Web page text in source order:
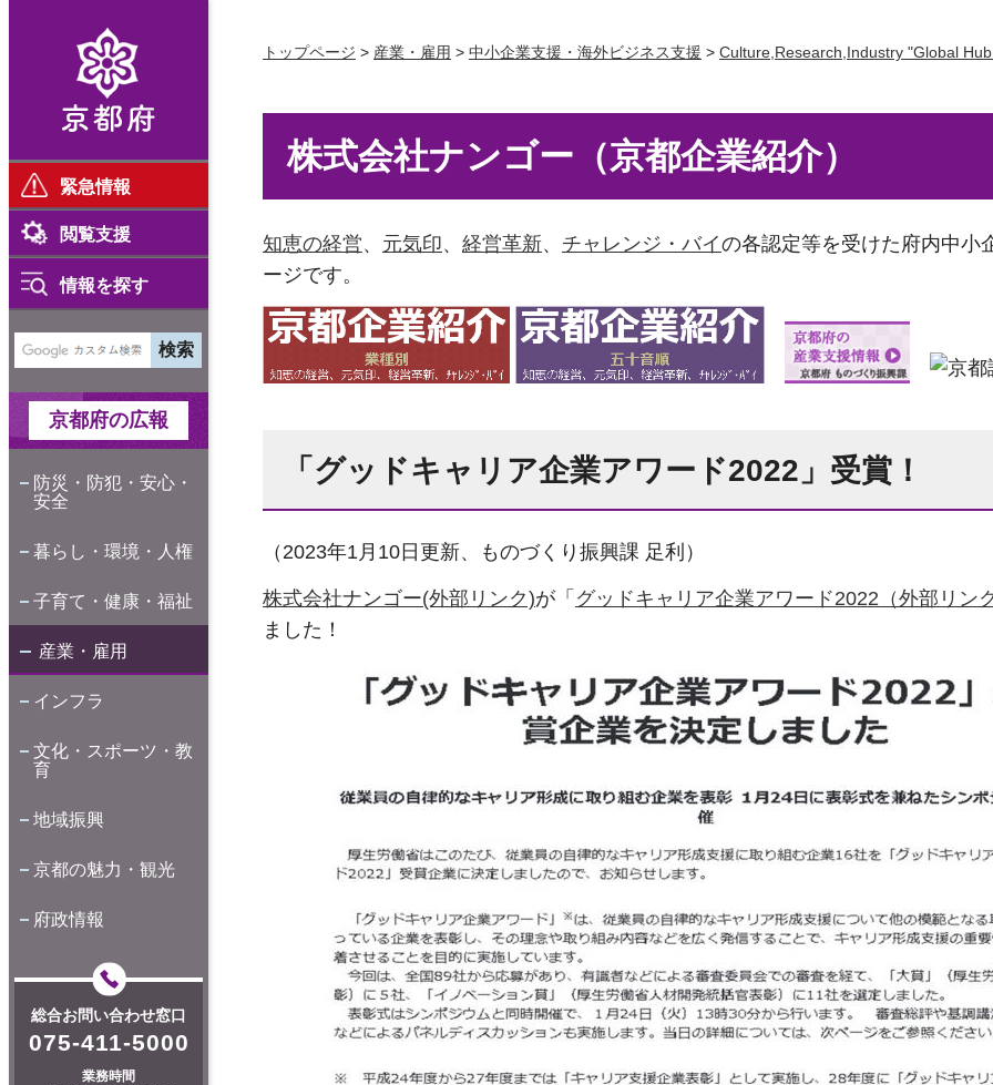
緊急情報
閲覧支援
情報を探す
京都府の広報
防災・防犯・安心・
安全
暮らし・環境・人権
子育て・健康・福祉
産業・雇用
インフラ
文化・スポーツ・教
育
地域振興
京都の魅力・観光
府政情報
総合お問い合わせ窓口
075-411-5000
業務時間
トップページ > 産業・雇用 > 中小企業支援・海外ビジネス支援 > Culture,Research,Industry "Global
株式会社ナンゴー（京都企業紹介）
知恵の経営、 元気印、 経営革新、 チャレンジ・バイの各認定等を受けた府内中小
ージです。
「グッドキャリア企業アワード2022」受賞！
（2023年1月10日更新、ものづくり振興課 足利）
株式会社ナンゴー(外部リンク)が「 グッドキャリア企業アワード2022（外部リン
ました！